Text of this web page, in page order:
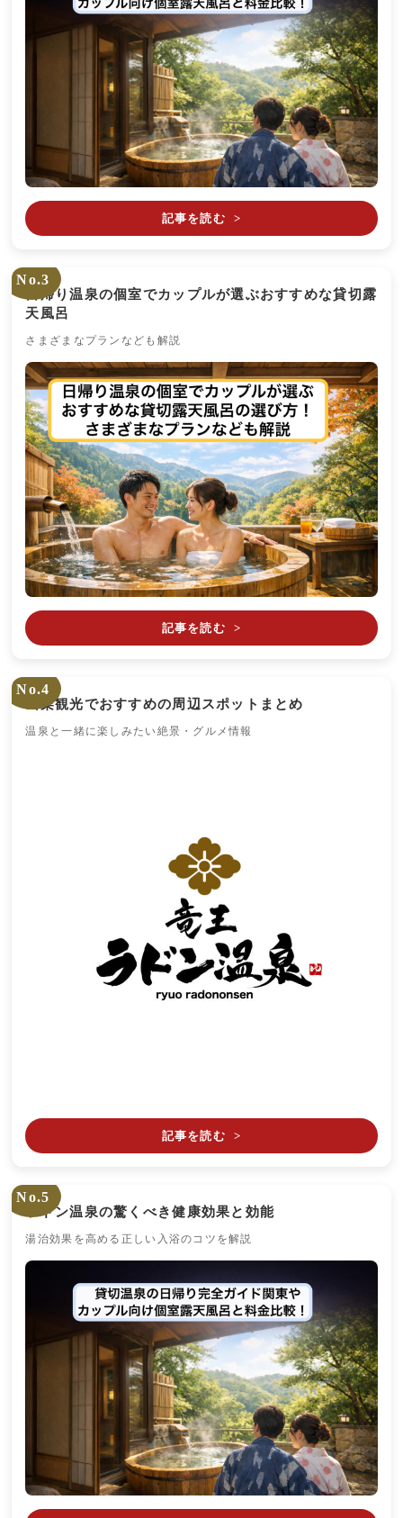
記事を読む >
No.3
日帰り温泉の個室でカップルが選ぶおすすめな貸切露
天風呂
さまざまなプランなども解説
記事を読む >
No.4
山梨観光でおすすめの周辺スポットまとめ
温泉と一緒に楽しみたい絶景・グルメ情報
記事を読む >
No.5
ラドン温泉の驚くべき健康効果と効能
湯治効果を高める正しい入浴のコツを解説